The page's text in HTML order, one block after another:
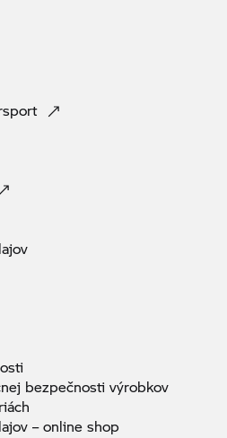
bezpečnostivýrobkov
– onlineshop